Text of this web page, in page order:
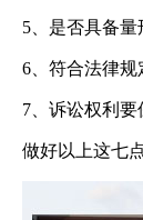
5、是否具备量
6、符合法律规
7、诉讼权利要
做好以上这七